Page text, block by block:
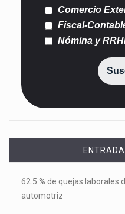
Comercio
Fiscal-
Nómina y
62.5 % de quejas laborales
automotriz